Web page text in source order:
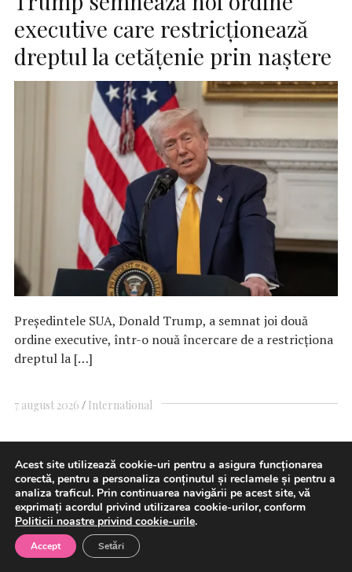
executive care restricţionează
dreptul la cetăţenie prin naştere
Preşedintele SUA, Donald Trump, a semnat joi două
ordine executive, într-o nouă încercare de a restricţiona
dreptul la […]
7 august 2026 International
ANAR: Fiecare operaţiune de
scufundare a celor patru barje în
Dnnăre va dura între 3 şi 4 ore
Acest site utilizează cookie-uri pentru a asigura funcționarea
corectă, pentru a personaliza conținutul și reclamele și pentru a
analiza traficul. Prin continuarea navigării pe acest site, vă
exprimați acordul privind utilizarea cookie-urilor, conform
Politicii noastre privind cookie-urile.
Accept Setări